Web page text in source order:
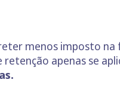
menos imposto
apenas se